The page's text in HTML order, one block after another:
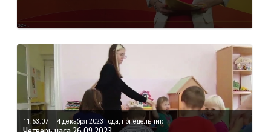
11:53:07 4 декабря 2023 года, понедельник